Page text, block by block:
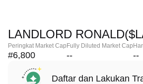
LANDLORD
Peringkat Market Cap
#6,800
Fully Diluted Market Cap
-- --
Daftar dan Lakukan